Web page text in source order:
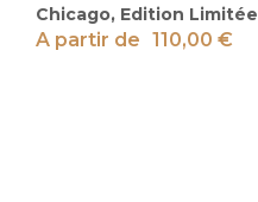
Chicago, Edition Limitée
A partir de 110,00 €